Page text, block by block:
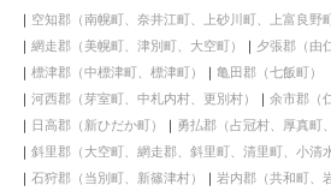
空知郡（南幌町、奈井江町、上砂川町、上富良野
網走郡（美幌町、津別町、大空町）
夕張郡（由
標津郡（中標津町、標津町）
亀田郡（七飯町）
河西郡（芽室町、中札内村、更別村）
余市郡（
日高郡（新ひだか町）
勇払郡（占冠村、厚真町
斜里郡（大空町、網走郡、斜里町、清里町、小清
石狩郡（当別町、新篠津村）
岩内郡（共和町、